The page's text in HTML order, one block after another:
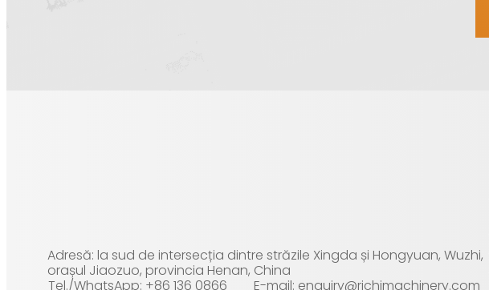
Adresă: la sud de intersecția dintre străzile Xingda și Hongyuan, Wuzhi,
orașul Jiaozuo, provincia Henan, China
Tel./WhatsApp: +86 136 0866
E-mail: enquiry@richimachinery.com